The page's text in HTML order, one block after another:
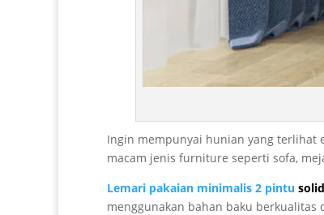
Ingin mempunyai hunian yang terlihat
macam jenis furniture seperti sofa,
Lemari pakaian minimalis 2 pintu
menggunakan bahan baku berkualitas